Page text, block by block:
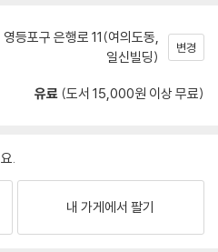
등포구 은행로 11(여의도동,
일신빌딩)
변경
유료 (도서 15,000원 이상 무료)
.
내 가게에서 팔기